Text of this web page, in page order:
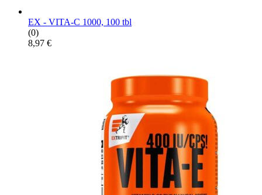
EX - VITA-C 1000, 100 tbl
(0)
8,97 €